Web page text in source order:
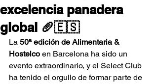
excelencia panadera
global 🥖🇪🇸
La 50ª edición de Alimentaria &
Hostelco en Barcelona ha sido un
evento extraordinario, y el Select Club
ha tenido el orgullo de formar parte de